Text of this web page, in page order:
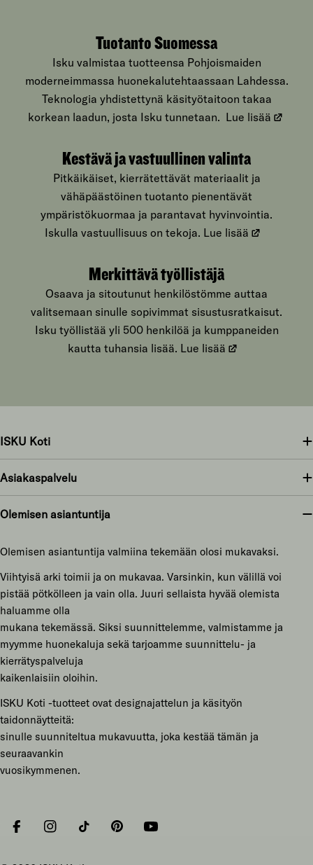
Tuotanto Suomessa
Isku valmistaa tuotteensa Pohjoismaiden
moderneimmassa huonekalutehtaassaan Lahdessa.
Teknologia yhdistettynä käsityötaitoon takaa
korkean laadun, josta Isku tunnetaan. Lue lisää
Kestävä ja vastuullinen valinta
Pitkäikäiset, kierrätettävät materiaalit ja
vähäpäästöinen tuotanto pienentävät
ympäristökuormaa ja parantavat hyvinvointia.
Iskulla vastuullisuus on tekoja. Lue lisää
Merkittävä työllistäjä
Osaava ja sitoutunut henkilöstömme auttaa
valitsemaan sinulle sopivimmat sisustusratkaisut.
Isku työllistää yli 500 henkilöä ja kumppaneiden
kautta tuhansia lisää. Lue lisää
ISKU Koti
Asiakaspalvelu
Olemisen asiantuntija
Olemisen asiantuntija valmiina tekemään olosi mukavaksi.
Viihtyisä arki toimii ja on mukavaa. Varsinkin, kun välillä voi
pistää pötkölleen ja vain olla. Juuri sellaista hyvää olemista
haluamme olla
mukana tekemässä. Siksi suunnittelemme, valmistamme ja
myymme huonekaluja sekä tarjoamme suunnittelu- ja
kierrätyspalveluja
kaikenlaisiin oloihin.
ISKU Koti -tuotteet ovat designajattelun ja käsityön
taidonnäytteitä:
sinulle suunniteltua mukavuutta, joka kestää tämän ja
seuraavankin
vuosikymmenen.
FacebookInstagramTiktok PinterestYouTube